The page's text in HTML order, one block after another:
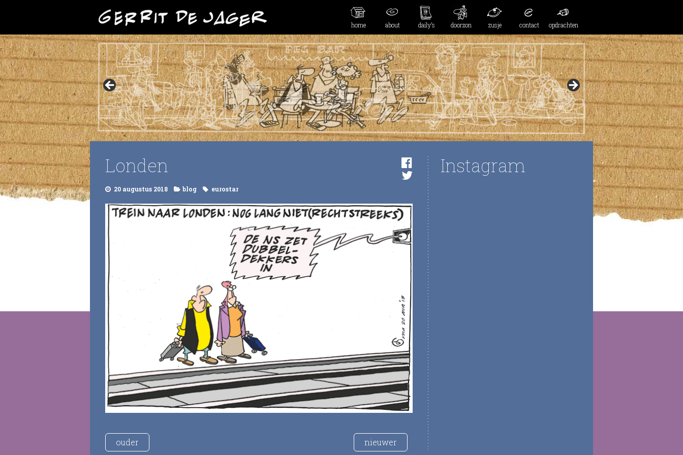
home about daily’s doorzon zusje contact opdrachten
Londen
20 augustus 2018 blog eurostar
ouder nieuwer
Instagram